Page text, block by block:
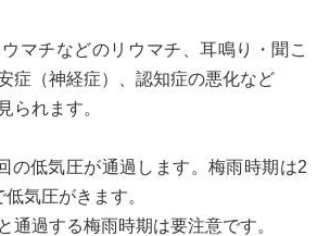
マチなどのリウマチ、耳鳴り・聞こ
症（神経症）、認知症の悪化など
られます。
の低気圧が通過します。梅雨時期は2
気圧がきます。
通過する梅雨時期は要注意です。